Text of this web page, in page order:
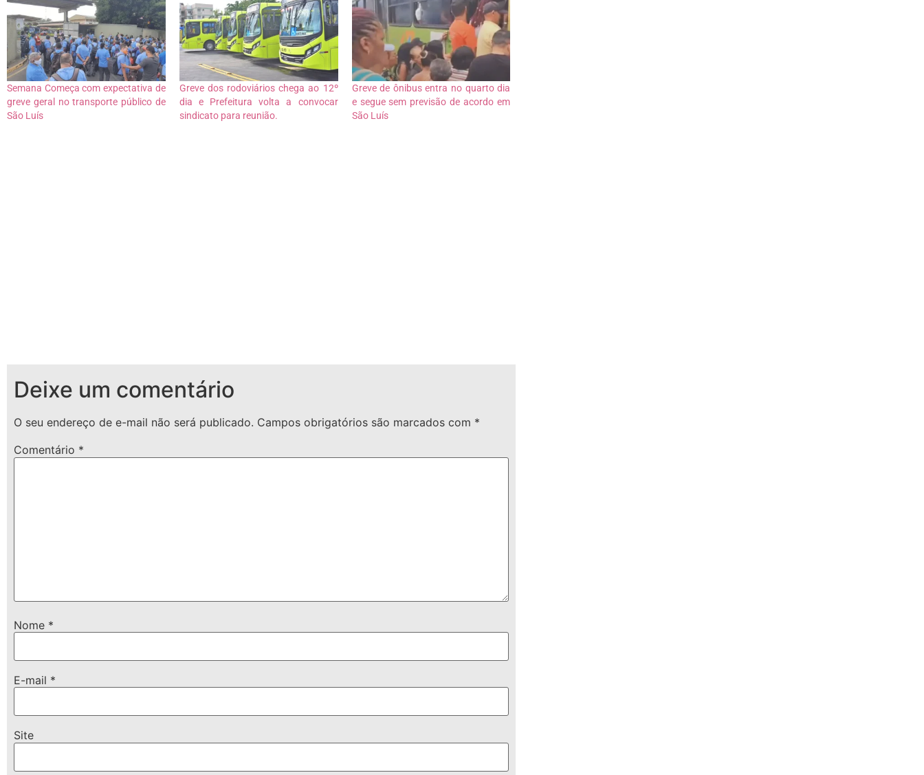
Semana Começa com expectativa de
greve geral no transporte público de
São Luís
Greve dos rodoviários chega ao 12º
dia e Prefeitura volta a convocar
sindicato para reunião.
Greve de ônibus entra no quarto dia
e segue sem previsão de acordo em
São Luís
Deixe um comentário
O seu endereço de e-mail não será publicado. Campos obrigatórios são marcados com *
Comentário *
Nome *
E-mail *
Site